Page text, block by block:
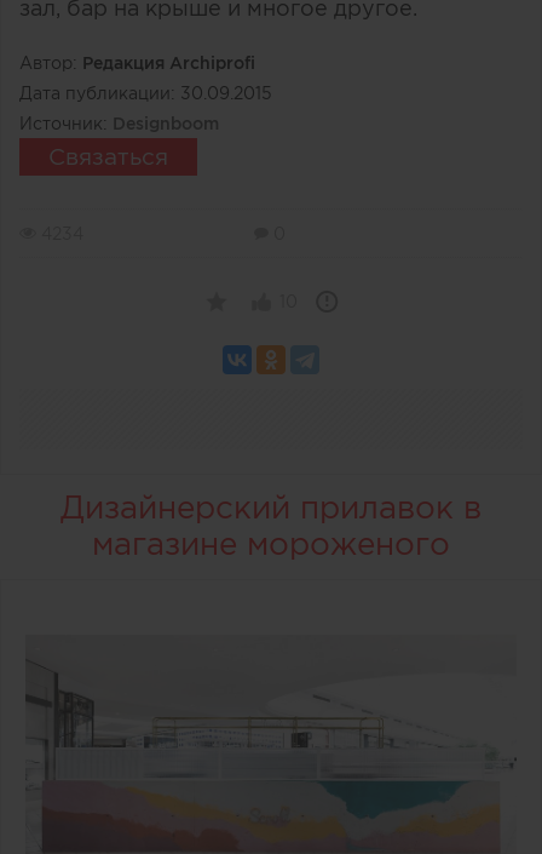
зал, бар на крыше и многое другое.
Автор: Редакция Archiprofi
Дата публикации: 30.09.2015
Источник: Designboom
Связаться
Дизайнерский прилавок в
магазине мороженого